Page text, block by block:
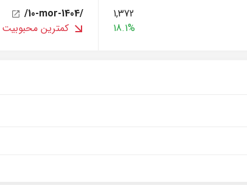
1,372
18.1%
/10-mor-1404/
کمترین محبوبیت